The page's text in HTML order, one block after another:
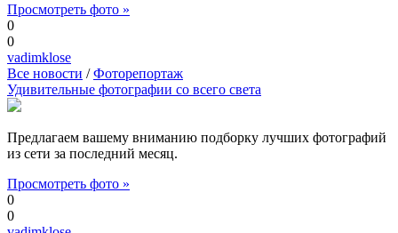
Просмотреть фото »
0
0
vadimklose
Все новости /Фоторепортаж
Удивительные фотографии со всего света
Предлагаем вашему вниманию подборку лучших фотографий
из сети за последний месяц.
Просмотреть фото »
0
0